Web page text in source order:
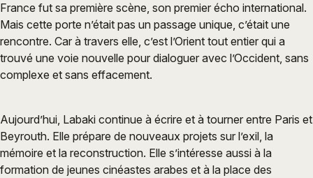
France fut sa première scène, son premier écho international.
Mais cette porte n’était pas un passage unique, c’était une
rencontre. Car à travers elle, c’est l’Orient tout entier qui a
trouvé une voie nouvelle pour dialoguer avec l’Occident, sans
complexe et sans effacement.
Aujourd’hui, Labaki continue à écrire et à tourner entre Paris et
Beyrouth. Elle prépare de nouveaux projets sur l’exil, la
mémoire et la reconstruction. Elle s’intéresse aussi à la
formation de jeunes cinéastes arabes et à la place des